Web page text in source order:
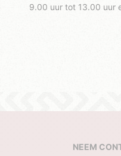
9.00 uur tot 13.00 uur
NEEM